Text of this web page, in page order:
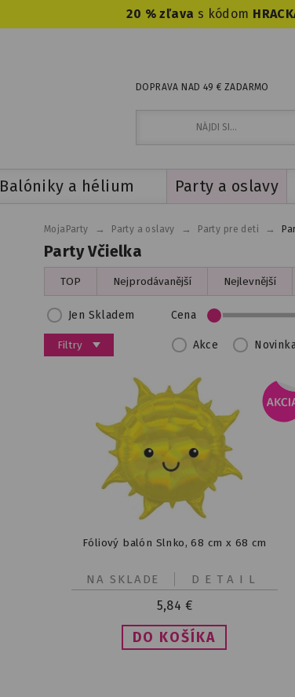
20 % zľava s kódom
DOPRAVA NAD 49 € ZADARMO
Balóniky a hélium Party a oslavy
Party Včielka
MojaParty → Party a oslavy → Party pre deti →
TOP Nejprodávanější Nejlevnější
Filtry
Jen Skladem
Akce
Cena
Fóliový balón Slnko, 68 cm x 68 cm
5,84 €
DETAIL
NA SKLADE